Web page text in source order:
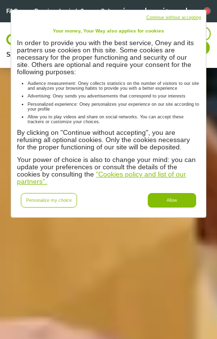
FAQ Precisa de ajuda? Sobre nós Linkedin
Linkedin
Soluções Parceiros Suporte Recursos
Iniciar sessão
Contacte-nos
Your money, Your Way also applies for cookies
In order to provide you with the best service, Oney and its
partners use cookies on this site. Some cookies are
necessary for the proper functioning and security of our
site. Others are optional and require your consent for the
following purposes:
Audience measurement: Oney collects statistics on the number of visitors to our site
and analyzes your browsing habits to provide you with a better experience
Advertising: Oney sends you advertisements that correspond to your interests
Personalized experience: Oney personalizes your experience on our site according to
your profile
Allow you to play videos and share on social networks. You can accept these
trackers or customize your choices.
By clicking on "Continue without accepting", you are
refusing all optional cookies. Only the cookies necessary
for the proper functioning of our site will be deposited.
Your power of choice is also to change your mind: you can
update your preferences or consult the details of the
cookies by consulting the"Cookies policy and list of our
partners".
Personalize my choice Allow
Continue without accepting